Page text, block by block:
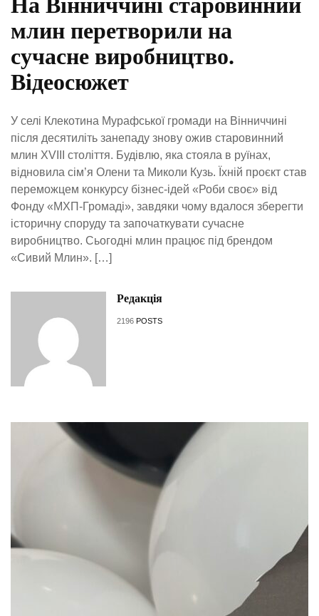
млин перетворили на
сучасне виробництво.
Відеосюжет
У селі Клекотина Мурафської громади на Вінниччині
після десятиліть занепаду знову ожив старовинний
млин XVIII століття. Будівлю, яка стояла в руїнах,
відновила сім’я Олени та Миколи Кузь. Їхній проєкт став
переможцем конкурсу бізнес-ідей «Роби своє» від
Фонду «МХП-Громаді», завдяки чому вдалося зберегти
історичну споруду та започаткувати сучасне
виробництво. Сьогодні млин працює під брендом
«Сивий Млин». […]
Редакція
2196 POSTS